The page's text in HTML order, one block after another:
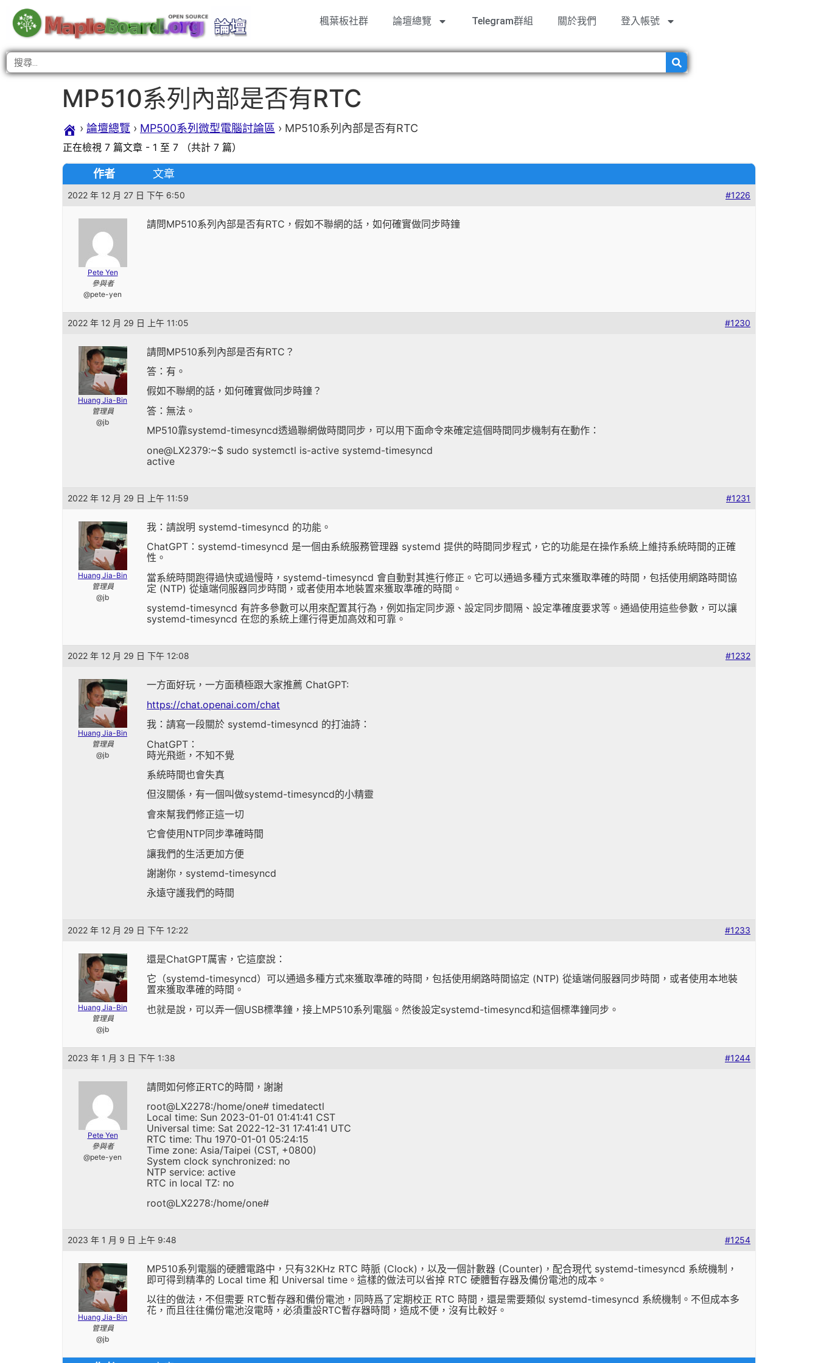
楓葉板社群 論壇總覽 Telegram群組 關於我們 登入帳號
MP510系列內部是否有RTC
› 論壇總覽 › MP500系列微型電腦討論區 › MP510系列內部是否有RTC
正在檢視 7 篇文章 - 1 至 7 （共計 7 篇）
作者 文章
2022 年 12 月 27 日 下午 6:50 #1226
Pete Yen
參與者
@pete-yen
請問MP510系列內部是否有RTC，假如不聯網的話，如何確實做同步時鐘
2022 年 12 月 29 日 上午 11:05 #1230
Huang Jia-Bin
管理員
@jb
請問MP510系列內部是否有RTC？
答：有。
假如不聯網的話，如何確實做同步時鐘？
答：無法。
MP510靠systemd-timesyncd透過聯網做時間同步，可以用下面命令來確定這個時間同步機制有在動作：
one@LX2379:~$ sudo systemctl is-active systemd-timesyncd
active
2022 年 12 月 29 日 上午 11:59 #1231
Huang Jia-Bin
管理員
@jb
我：請說明 systemd-timesyncd 的功能。
ChatGPT：systemd-timesyncd 是一個由系統服務管理器 systemd 提供的時間同步程式，它的功能是在操作系統上維持系統時間的正確
性。
當系統時間跑得過快或過慢時，systemd-timesyncd 會自動對其進行修正。它可以通過多種方式來獲取準確的時間，包括使用網路時間協
定 (NTP) 從遠端伺服器同步時間，或者使用本地裝置來獲取準確的時間。
systemd-timesyncd 有許多參數可以用來配置其行為，例如指定同步源、設定同步間隔、設定準確度要求等。通過使用這些參數，可以讓
systemd-timesyncd 在您的系統上運行得更加高效和可靠。
2022 年 12 月 29 日 下午 12:08 #1232
Huang Jia-Bin
管理員
@jb
一方面好玩，一方面積極跟大家推薦 ChatGPT:
https://chat.openai.com/chat
我：請寫一段關於 systemd-timesyncd 的打油詩：
ChatGPT：
時光飛逝，不知不覺
系統時間也會失真
但沒關係，有一個叫做systemd-timesyncd的小精靈
會來幫我們修正這一切
它會使用NTP同步準確時間
讓我們的生活更加方便
謝謝你，systemd-timesyncd
永遠守護我們的時間
2022 年 12 月 29 日 下午 12:22 #1233
Huang Jia-Bin
管理員
@jb
還是ChatGPT厲害，它這麼說：
它（systemd-timesyncd）可以通過多種方式來獲取準確的時間，包括使用網路時間協定 (NTP) 從遠端伺服器同步時間，或者使用本地裝
置來獲取準確的時間。
也就是說，可以弄一個USB標準鐘，接上MP510系列電腦。然後設定systemd-timesyncd和這個標準鐘同步。
2023 年 1 月 3 日 下午 1:38 #1244
Pete Yen
參與者
@pete-yen
請問如何修正RTC的時間，謝謝
root@LX2278:/home/one# timedatectl
Local time: Sun 2023-01-01 01:41:41 CST
Universal time: Sat 2022-12-31 17:41:41 UTC
RTC time: Thu 1970-01-01 05:24:15
Time zone: Asia/Taipei (CST, +0800)
System clock synchronized: no
NTP service: active
RTC in local TZ: no
root@LX2278:/home/one#
2023 年 1 月 9 日 上午 9:48 #1254
Huang Jia-Bin
管理員
@jb
MP510系列電腦的硬體電路中，只有32KHz RTC 時脈 (Clock)，以及一個計數器 (Counter)，配合現代 systemd-timesyncd 系統機制，
即可得到精準的 Local time 和 Universal time。這樣的做法可以省掉 RTC 硬體暫存器及備份電池的成本。
以往的做法，不但需要 RTC暫存器和備份電池，同時爲了定期校正 RTC 時間，還是需要類似 systemd-timesyncd 系統機制。不但成本多
花，而且往往備份電池沒電時，必須重設RTC暫存器時間，造成不便，沒有比較好。